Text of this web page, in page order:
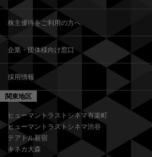
株主優待をご利用の方へ
企業・団体様向け窓口
採用情報
関東地区
ヒューマントラストシネマ有楽町
ヒューマントラストシネマ渋谷
テアトル新宿
キネカ大森